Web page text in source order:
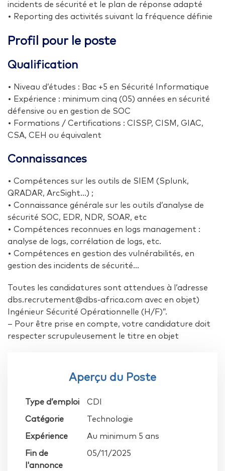
incidents de sécurité et le plan de réponse adapté
• Reporting des activités suivant la fréquence définie
Profil pour le poste
Qualification
• Niveau d’études : Bac +5 en Sécurité Informatique
• Expérience : minimum cinq (05) années en sécurité
défensive ou en gestion de SOC
• Formations / Certifications : CISSP, CISM, GIAC,
CSA, CEH ou équivalent
Connaissances
• Compétences sur les outils de SIEM (Splunk,
QRADAR, ArcSight…) ;
• Connaissance générale sur les outils d’analyse de
sécurité SOC, EDR, NDR, SOAR, etc
• Compétences reconnues en logs management :
analyse de logs, corrélation de logs, etc.
• Compétences en gestion des vulnérabilités, en
gestion des incidents de sécurité…
Toutes les candidatures sont attendues à l’adresse
dbs.recrutement@dbs-africa.com avec en objet)
Ingénieur Sécurité Opérationnelle (H/F)”.
– Pour être prise en compte, votre candidature doit
respecter scrupuleusement le titre en objet
Aperçu du Poste
Type d’emploi CDI
Catégorie Technologie
Expérience Au minimum 5 ans
Fin de
l'annonce
05/11/2025